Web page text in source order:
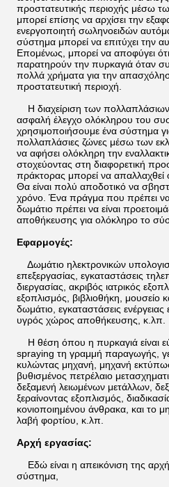
προστατευτικής περιοχής μέσω
μπορεί επίσης να αρχίσει την
ενεργοποιητή σωληνοειδών
σύστημα μπορεί να επιτύχει την
Επομένως, μπορεί να αποφύγει
παρατηρούν την πυρκαγιά όταν
πολλά χρήματα για την
προστατευτική περιοχή.
Η διαχείριση των
ασφαλή έλεγχο ολόκληρου του
χρησιμοποιήσουμε ένα σύστημα
πολλαπλάσιες ζώνες μέσω των
να αφήσει ολόκληρη την
στοχεύοντας στη διαφορετική
πράκτορας μπορεί να απαλλαχθεί
Θα είναι πολύ αποδοτικό να
χρόνο. Ένα πράγμα που πρέπει να
δωμάτιο πρέπει να είναι
αποθήκευσης για ολόκληρο το
Εφαρμογές:
Δωμάτιο ηλεκτρονικών
επεξεργασίας, εγκαταστάσεις
διεργασίας, ακριβός ιατρικός
εξοπλισμός, βιβλιοθήκη, μουσείο
δωμάτιο, εγκαταστάσεις
υγρός χώρος αποθήκευσης, κ.λπ.
Η θέση όπου η πυρκαγιά είναι
spraying τη γραμμή παραγωγής,
κυλώντας μηχανή, μηχανή
βυθισμένος πετρέλαιο
δεξαμενή λειωμένων μετάλλων,
ξεραίνοντας εξοπλισμός,
κονιοποιημένου άνθρακα, και το
λαβή φορτίου, κ.λπ.
Αρχή εργασίας:
Εδώ είναι η απεικόνιση της
σύστημα,